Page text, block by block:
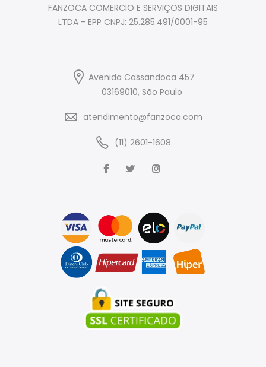
FANZOCA COMERCIO E SERVIÇOS DIGITAIS
LTDA - EPP CNPJ: 25.285.491/0001-95
Avenida Cassandoca 457
03169010, São Paulo
atendimento@fanzoca.com
(11) 2601-1608